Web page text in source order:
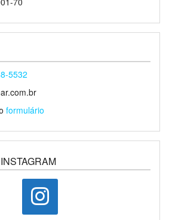
5532
formulário
instagram